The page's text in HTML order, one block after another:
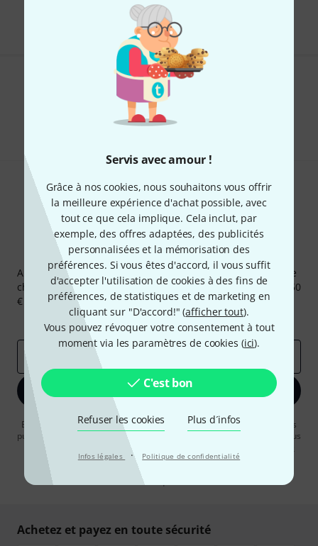
Servis avec amour !
Grâce à nos cookies, nous souhaitons vous offrir
la meilleure expérience d'achat possible, avec
tout ce que cela implique. Cela inclut, par
exemple, des offres adaptées, des publicités
personnalisées et la mémorisation des
préférences. Si vous êtes d'accord, il vous suffit
d'accepter l'utilisation de cookies à des fins de
préférences, de statistiques et de marketing en
cliquant sur "D'accord!" (afficher tout).
Vous pouvez révoquer votre consentement à tout
moment via les paramètres de cookies (ici).
C'est bon
Refuser les cookies Plus d´infos
Infos légales · Politique de confidentialité
Les prix sont indiqués avec TVA comprise
Aimez-vous ce que vous voyez ?
Partager Aide et commentaires
Newsletters Thomann
Abonnez-vous à la newsletter Thomann et, avec un peu de
chance, gagnez l'un des 50 bons d'achat d'une valeur de 50
€ chacun!
Articles inspirants
Deals Aperçus Thomann
Adresse e-mail
S'inscrire maintenant
En cliquant sur "S'inscrire maintenant", vous acceptez de recevoir des
publicités par e-mail. La désinscription est possible à tout moment. Vous
pouvez trouver plus d'informations à ce sujet dans notre
confidentialité.
* Requis
Achetez et payez en toute sécurité